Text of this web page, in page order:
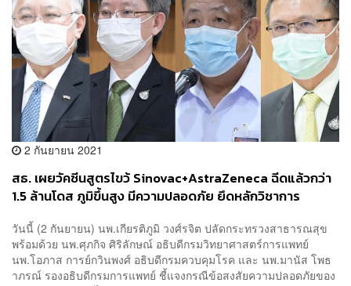
2 กันยายน 2021
สธ. เผยวัคซีนสูตรไขว้ Sinovac+AstraZeneca ฉีดแล้วกว่า
1.5 ล้านโดส ภูมิขึ้นสูง มีความปลอดภัย ยึดหลักวิชาการ
วันนี้ (2 กันยายน) นพ.เกียรติภูมิ วงศ์รจิต ปลัดกระทรวงสาธารณสุข
พร้อมด้วย นพ.ศุภกิจ ศิริลักษณ์ อธิบดีกรมวิทยาศาสตร์การแพทย์
นพ.โอภาส การย์กวินพงศ์ อธิบดีกรมควบคุมโรค และ นพ.มานัส โพธ
าภรณ์ รองอธิบดีกรมการแพทย์ ชี้แจงกรณีข้อสงสัยความปลอดภัยของ